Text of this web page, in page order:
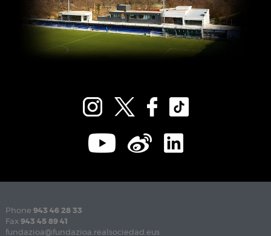
Phone 943 46 28 33
Fax 943 45 89 41
fundazioa@fundazioa.realsociedad.eus